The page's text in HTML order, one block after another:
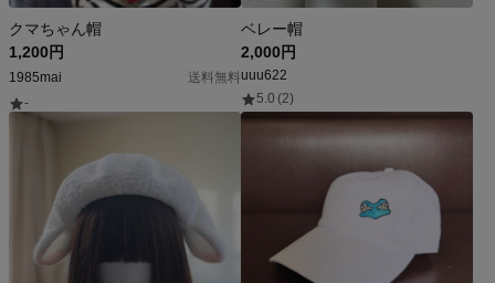
クマちゃん帽
1,200円
1985mai
送料無料
-
ベレー帽
2,000円
uuu622
5.0 (2)